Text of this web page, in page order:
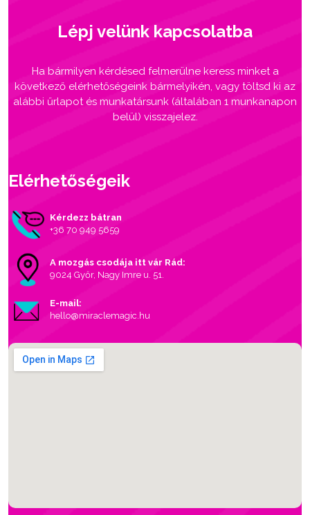
Lépj velünk kapcsolatba
Ha bármilyen kérdésed felmerülne keress minket a
következő elérhetőségeink bármelyikén, vagy töltsd ki az
alábbi űrlapot és munkatársunk (általában 1 munkanapon
belül) visszajelez.
Elérhetőségeik
Kérdezz bátran
+36 70 949 5659
A mozgás csodája itt vár Rád:
9024 Győr, Nagy Imre u. 51.
E-mail:
hello@miraclemagic.hu